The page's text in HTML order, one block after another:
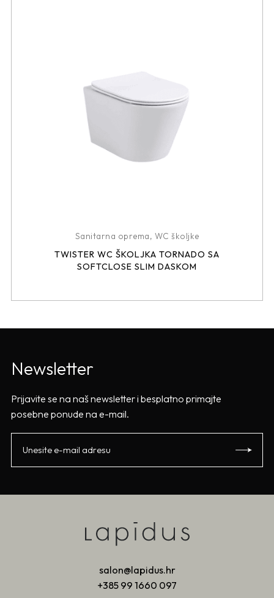
Sanitarna oprema, WC školjke
TWISTER WC ŠKOLJKA TORNADO SA
SOFTCLOSE SLIM DASKOM
Newsletter
Prijavite se na naš newsletter i besplatno primajte
posebne ponude na e-mail.
salon@lapidus.hr
+385 99 1660 097